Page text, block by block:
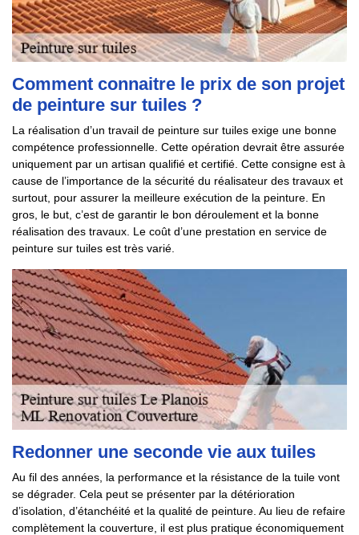
Comment connaitre le prix de son projet
de peinture sur tuiles ?
La réalisation d’un travail de peinture sur tuiles exige une bonne
compétence professionnelle. Cette opération devrait être assurée
uniquement par un artisan qualifié et certifié. Cette consigne est à
cause de l’importance de la sécurité du réalisateur des travaux et
surtout, pour assurer la meilleure exécution de la peinture. En
gros, le but, c’est de garantir le bon déroulement et la bonne
réalisation des travaux. Le coût d’une prestation en service de
peinture sur tuiles est très varié.
Redonner une seconde vie aux tuiles
Au fil des années, la performance et la résistance de la tuile vont
se dégrader. Cela peut se présenter par la détérioration
d’isolation, d’étanchéité et la qualité de peinture. Au lieu de refaire
complètement la couverture, il est plus pratique économiquement